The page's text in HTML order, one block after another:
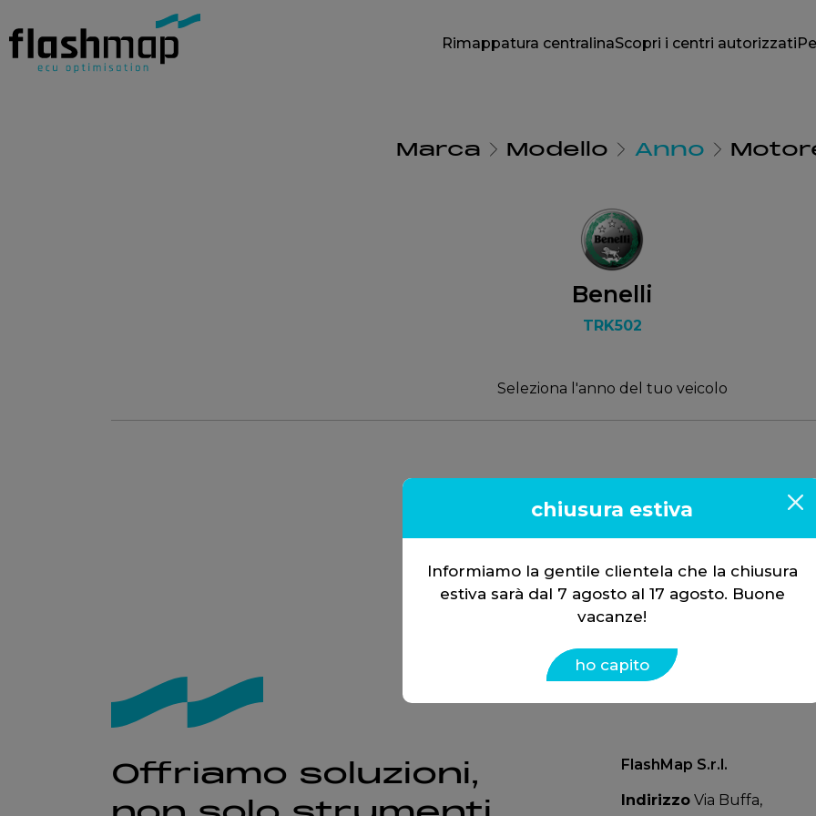
Rimappatura centralinaScopri i centri autorizzati
Marca Modello Anno
Benelli
TRK502
Seleziona l'anno del tuo veicolo
2018
Offriamo soluzioni,
FlashMap S.r.l.
IndirizzoVia Buffa,
chiusura estiva
Informiamo la gentile clientela che la chiusura
estiva sarà dal 7 agosto al 17 agosto. Buone
vacanze!
ho capito